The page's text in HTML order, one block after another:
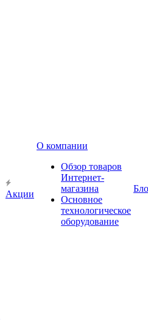
Акции
О компании
Обзор товаров
Интернет-
магазина
Основное
технологическое
оборудование